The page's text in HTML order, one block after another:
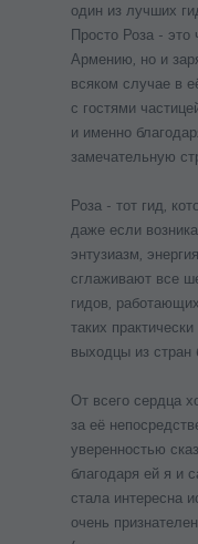
один из лучших
Просто Роза - это
Армению, но и
всяком случае в
с гостями
и именно
замечательную
Роза - тот гид,
даже если
энтузиазм, энергия
сглаживают все
гидов,
таких
выходцы из стран
От всего сердца
за её
уверенностью
благодаря ей я и
стала интересна
очень